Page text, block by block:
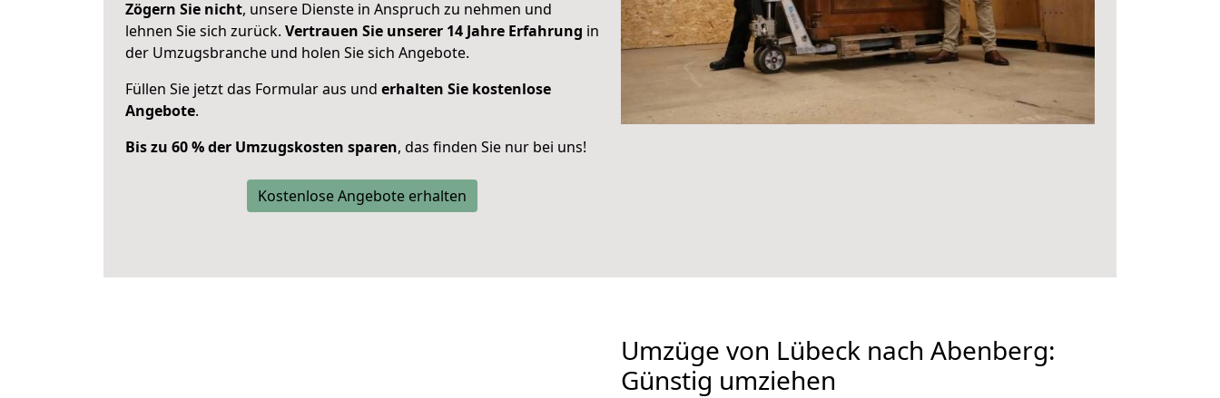
Zögern Sie nicht, unsere Dienste in Anspruch zu nehmen und
lehnen Sie sich zurück. Vertrauen Sie unserer 14 Jahre Erfahrung in
der Umzugsbranche und holen Sie sich Angebote.
Füllen Sie jetzt das Formular aus und erhalten Sie kostenlose
Angebote.
Bis zu 60 % der Umzugskosten sparen, das finden Sie nur bei uns!
Kostenlose Angebote erhalten
Umzüge von Lübeck nach Abenberg:
Günstig umziehen